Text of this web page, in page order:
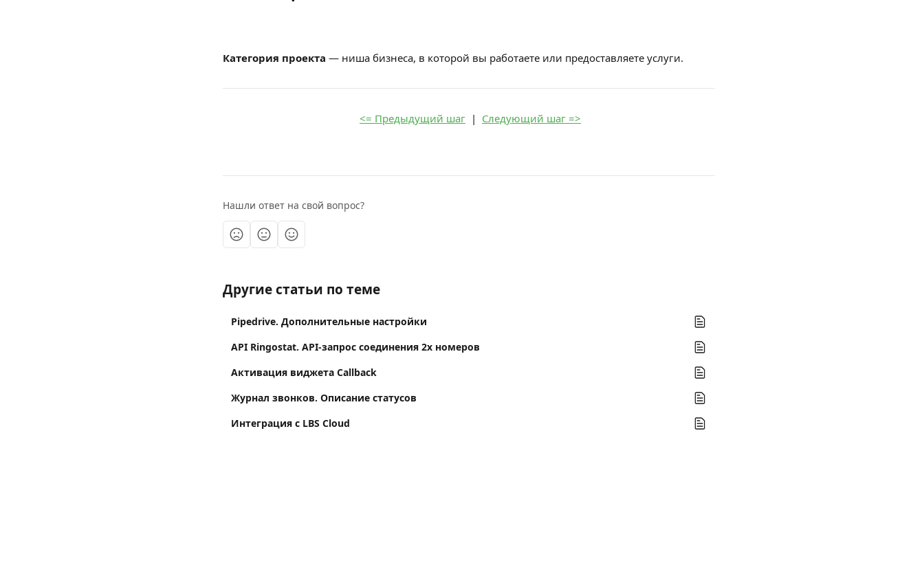
Категория проекта — ниша бизнеса, в которой вы работаете или предоставляете услуги.
<= Предыдущий шаг
  |
Следующий шаг =>
Нашли ответ на свой вопрос?
Другие статьи по теме
Pipedrive. Дополнительные настройки
API Ringostat. API-запрос соединения 2х номеров
Активация виджета Callback
Журнал звонков. Описание статусов
Интеграция с LBS Cloud